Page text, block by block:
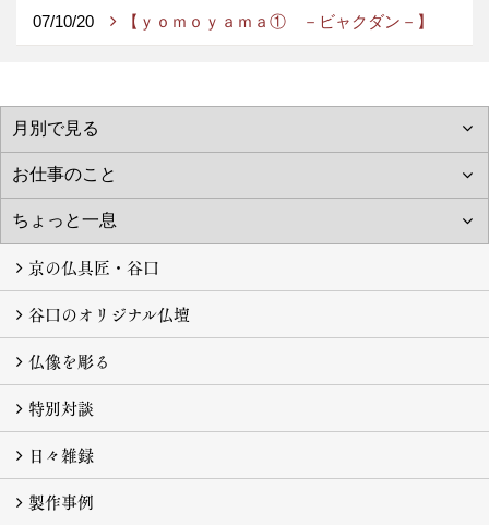
07/10/20 【ｙｏｍｏｙａｍａ① －ビャクダン－】
京の仏具匠・谷口
京仏具とは
技の結晶
仏壇が完成に至るまで
生きている仏像
仏様の住まい
受け継がれるもの
谷口のオリジナル仏壇
仏像を彫る
仏像を彫る
特別対談
特別対談 蓮香寺 樋口誠順師 ×鶴島義和
日々雑録
日々雑録
製作事例